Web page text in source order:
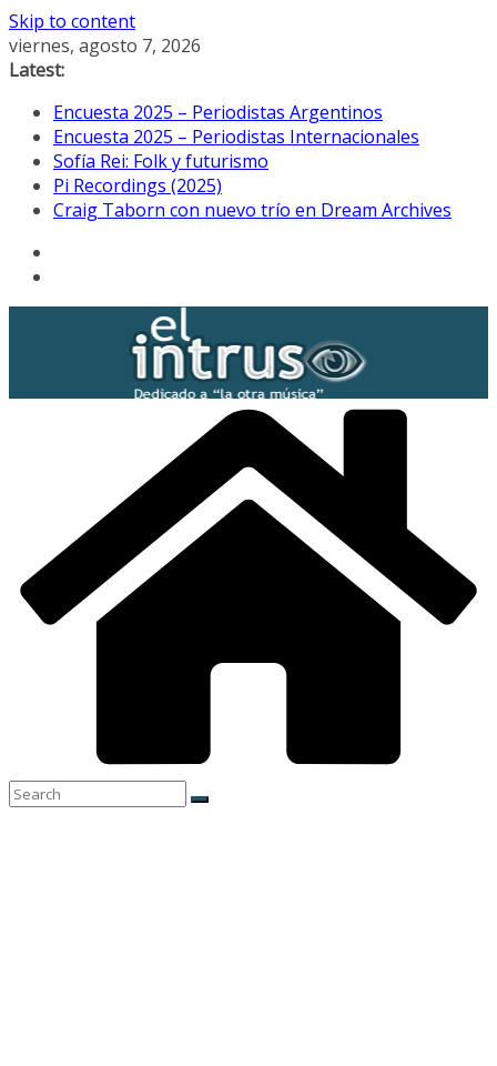
Skip to content
viernes, agosto 7, 2026
Latest:
Encuesta 2025 – Periodistas Argentinos
Encuesta 2025 – Periodistas Internacionales
Sofía Rei: Folk y futurismo
Pi Recordings (2025)
Craig Taborn con nuevo trío en Dream Archives